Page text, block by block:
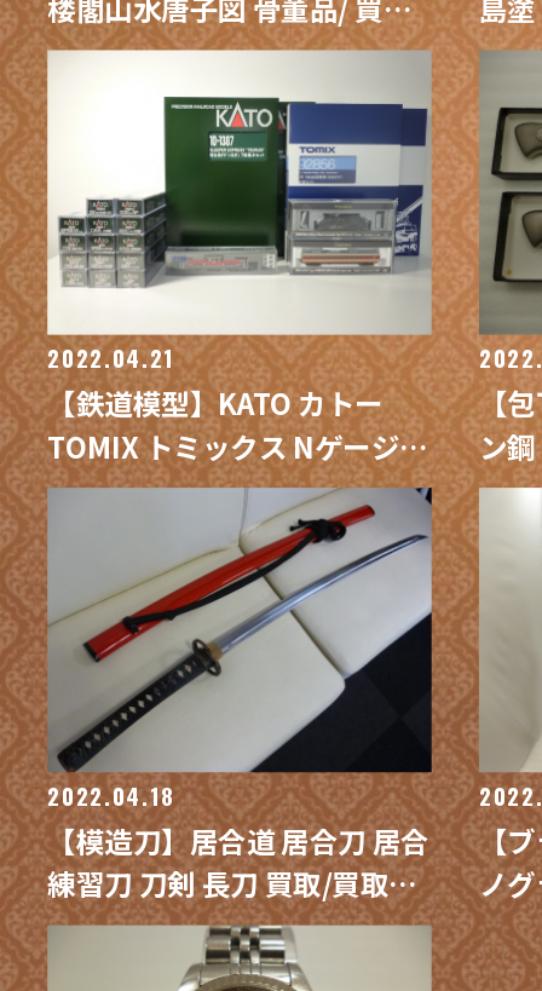
専門 金沢買取プラザ
銭
2022.04.21
【鉄道模型】KATO カトー
TOMIX トミックス Nゲージ
買取/買取専門 金沢買取プラ
【
ン
用
プ
2022.04.18
【模造刀】居合道 居合刀 居合
練習刀 刀剣 長刀 買取/買取専
門 金沢買取プラザ
【
ノ
ッ
プ